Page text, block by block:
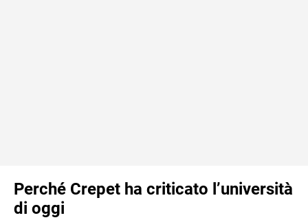
Perché Crepet ha criticato l’università
di oggi